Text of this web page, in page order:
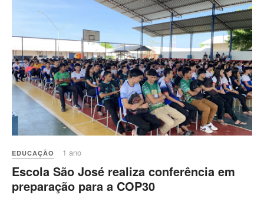
EDUCAÇÃO 1 ano
Escola São José realiza conferência em
preparação para a COP30